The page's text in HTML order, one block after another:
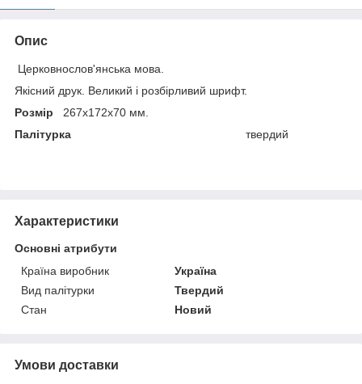
Опис
Церковнослов'янська мова.
Якісний друк. Великий і розбірливий шрифт.
Розмір 267х172х70 мм.
Палітурка твердий
Характеристики
Основні атрибути
Країна виробник
Україна
Вид палітурки
Твердий
Стан
Новий
Умови доставки